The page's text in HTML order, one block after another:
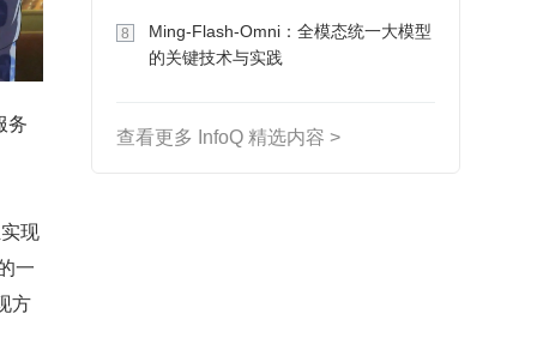
务
现
一
方
8
Ming-Flash-Omni：全模态统一大模型
的关键技术与实践
查看更多 InfoQ 精选内容 >